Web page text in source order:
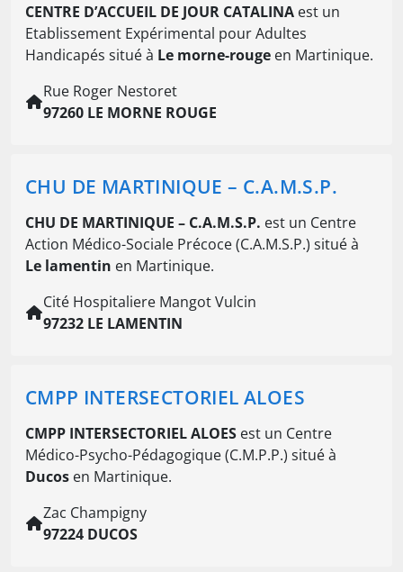
CENTRE D’ACCUEIL DE JOUR CATALINA est un
Etablissement Expérimental pour Adultes
Handicapés situé à Le morne-rouge en Martinique.
Rue Roger Nestoret
97260 LE MORNE ROUGE
CHU DE MARTINIQUE – C.A.M.S.P.
CHU DE MARTINIQUE – C.A.M.S.P. est un Centre
Action Médico-Sociale Précoce (C.A.M.S.P.) situé à
Le lamentin en Martinique.
Cité Hospitaliere Mangot Vulcin
97232 LE LAMENTIN
CMPP INTERSECTORIEL ALOES
CMPP INTERSECTORIEL ALOES est un Centre
Médico-Psycho-Pédagogique (C.M.P.P.) situé à
Ducos en Martinique.
Zac Champigny
97224 DUCOS